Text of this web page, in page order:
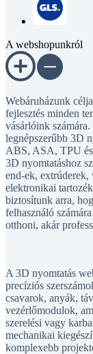
fejlesztés minden
vásárlóink
legnépszerűbb 3D
ABS, ASA, TPU
3D nyomtatáshoz
end-ek,
elektronikai
biztosítunk arra,
felhasználó
otthoni, akár
precíziós
csavarok, anyák,
vezérlőmodulok,
szerelési vagy
mechanikai
komplexebb
fejlesztésekről,